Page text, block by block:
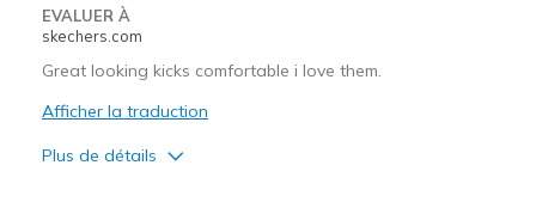
View On Shoes
Shoes are for Wearing
EVALUER À
skechers.com
Great looking kicks comfortable i love them.
Afficher la traduction
Plus de détails